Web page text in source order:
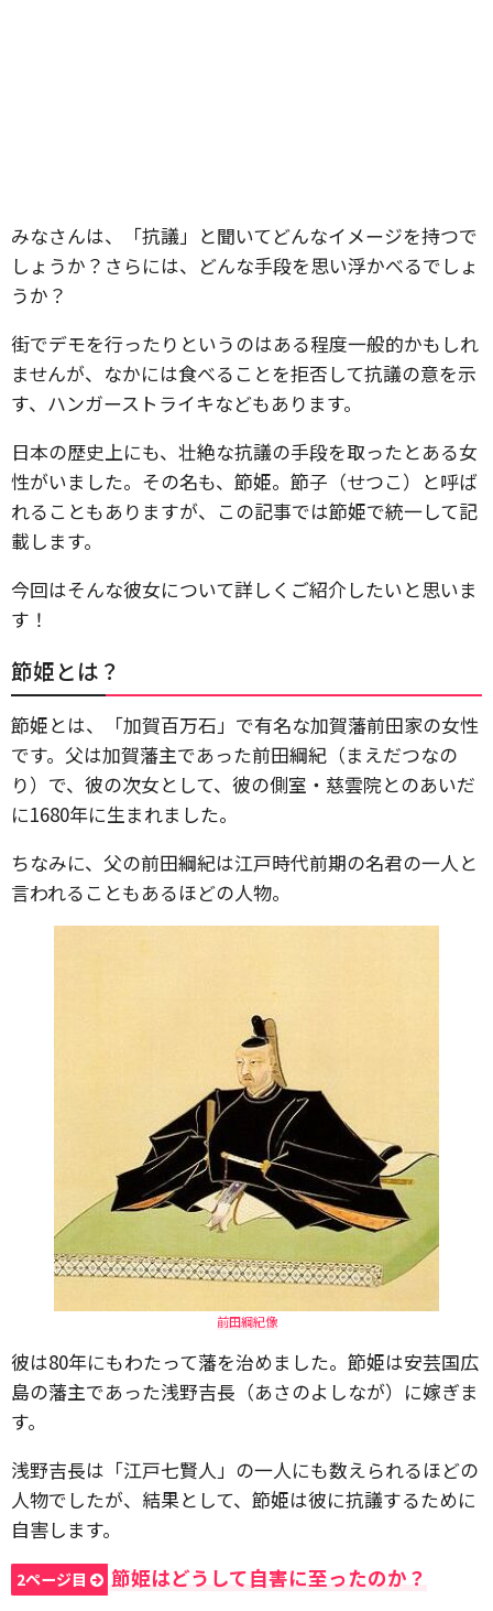
みなさんは、「抗議」と聞いてどんなイメージを持つで
しょうか？さらには、どんな手段を思い浮かべるでしょ
うか？
街でデモを行ったりというのはある程度一般的かもしれ
ませんが、なかには食べることを拒否して抗議の意を示
す、ハンガーストライキなどもあります。
日本の歴史上にも、壮絶な抗議の手段を取ったとある女
性がいました。その名も、節姫。節子（せつこ）と呼ば
れることもありますが、この記事では節姫で統一して記
載します。
今回はそんな彼女について詳しくご紹介したいと思いま
す！
節姫とは？
節姫とは、「加賀百万石」で有名な加賀藩前田家の女性
です。父は加賀藩主であった前田綱紀（まえだつなの
り）で、彼の次女として、彼の側室・慈雲院とのあいだ
に1680年に生まれました。
ちなみに、父の前田綱紀は江戸時代前期の名君の一人と
言われることもあるほどの人物。
前田綱紀像
彼は80年にもわたって藩を治めました。節姫は安芸国広
島の藩主であった浅野吉長（あさのよしなが）に嫁ぎま
す。
浅野吉長は「江戸七賢人」の一人にも数えられるほどの
人物でしたが、結果として、節姫は彼に抗議するために
自害します。
2ページ目 節姫はどうして自害に至ったのか？